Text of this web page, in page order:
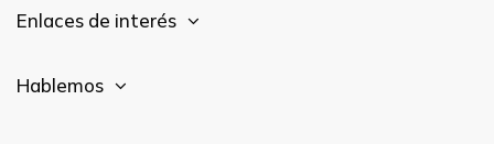
Enlaces de interés
Hablemos